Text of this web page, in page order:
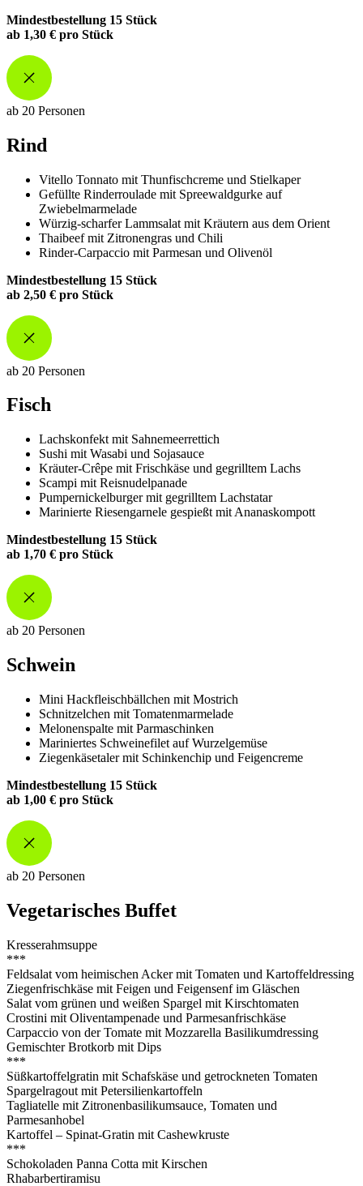
Mindestbestellung 15 Stück
ab 1,30 € pro Stück
ab 20 Personen
Rind
Vitello Tonnato mit Thunfischcreme und Stielkaper
Gefüllte Rinderroulade mit Spreewaldgurke auf
Zwiebelmarmelade
Würzig-scharfer Lammsalat mit Kräutern aus dem Orient
Thaibeef mit Zitronengras und Chili
Rinder-Carpaccio mit Parmesan und Olivenöl
Mindestbestellung 15 Stück
ab 2,50 € pro Stück
ab 20 Personen
Fisch
Lachskonfekt mit Sahnemeerrettich
Sushi mit Wasabi und Sojasauce
Kräuter-Crêpe mit Frischkäse und gegrilltem Lachs
Scampi mit Reisnudelpanade
Pumpernickelburger mit gegrilltem Lachstatar
Marinierte Riesengarnele gespießt mit Ananaskompott
Mindestbestellung 15 Stück
ab 1,70 € pro Stück
ab 20 Personen
Schwein
Mini Hackfleischbällchen mit Mostrich
Schnitzelchen mit Tomatenmarmelade
Melonenspalte mit Parmaschinken
Mariniertes Schweinefilet auf Wurzelgemüse
Ziegenkäsetaler mit Schinkenchip und Feigencreme
Mindestbestellung 15 Stück
ab 1,00 € pro Stück
ab 20 Personen
Vegetarisches Buffet
Kresserahmsuppe
***
Feldsalat vom heimischen Acker mit Tomaten und Kartoffeldressing
Ziegenfrischkäse mit Feigen und Feigensenf im Gläschen
Salat vom grünen und weißen Spargel mit Kirschtomaten
Crostini mit Oliventampenade und Parmesanfrischkäse
Carpaccio von der Tomate mit Mozzarella Basilikumdressing
GemischterBrotkorb mit Dips
***
Süßkartoffelgratin mit Schafskäse und getrockneten Tomaten
Spargelragout mit Petersilienkartoffeln
Tagliatelle mit Zitronenbasilikumsauce, Tomaten und
Parmesanhobel
Kartoffel – Spinat-Gratin mit Cashewkruste
***
Schokoladen Panna Cotta mit Kirschen
Rhabarbertiramisu